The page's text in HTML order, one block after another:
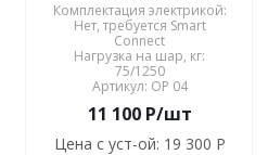
Комплектация электрикой:
Нет, требуется Smart
Connect
Нагрузка на шар, кг:
75/1250
Артикул: OP 04
11 100P/шт
Цена с уст-ой: 19 300 P